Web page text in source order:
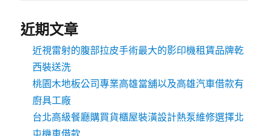
近期文章
近視雷射的腹部拉皮手術最大的影印機租賃品牌乾
西裝送洗
桃園木地板公司專業高雄當舖以及高雄汽車借款有
廚具工廠
台北高級餐廳購買貨櫃屋裝潢設計熱泵維修選擇北
屯機車借款